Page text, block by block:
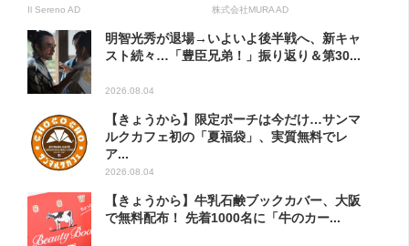
Il Sereno AD 株式会社MURA AD
明智光秀が退場→いよいよ後半戦へ、新キャ
スト続々…「豊臣兄弟！」振り返り＆第30...
2026.08.04
【きょうから】限定ポーチは今だけ…サンマ
ルクカフェ初の「夏福袋」、実質無料でレ
ア...
2026.08.04
【きょうから】牛乳石鹸ブックカバー、大阪
で無料配布！ 先着1000名に「牛のカー...